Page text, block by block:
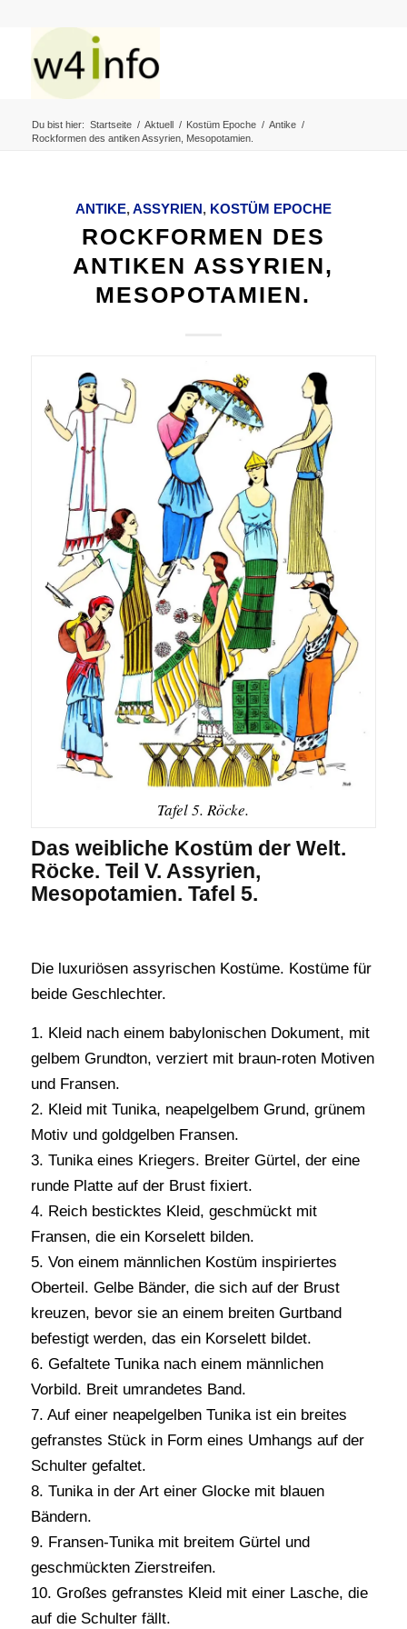
Du bist hier: Startseite / Aktuell / Kostüm Epoche / Antike /
Rockformen des antiken Assyrien, Mesopotamien.
ANTIKE,ASSYRIEN, KOSTÜM EPOCHE
ROCKFORMEN DES
ANTIKEN ASSYRIEN,
MESOPOTAMIEN.
Tafel 5. Röcke.
Das weibliche Kostüm der Welt.
Röcke. Teil V. Assyrien,
Mesopotamien. Tafel 5.
Die luxuriösen assyrischen Kostüme. Kostüme für
beide Geschlechter.
1. Kleid nach einem babylonischen Dokument, mit
gelbem Grundton, verziert mit braun-roten Motiven
und Fransen.
2. Kleid mit Tunika, neapelgelbem Grund, grünem
Motiv und goldgelben Fransen.
3. Tunika eines Kriegers. Breiter Gürtel, der eine
runde Platte auf der Brust fixiert.
4. Reich besticktes Kleid, geschmückt mit
Fransen, die ein Korselett bilden.
5. Von einem männlichen Kostüm inspiriertes
Oberteil. Gelbe Bänder, die sich auf der Brust
kreuzen, bevor sie an einem breiten Gurtband
befestigt werden, das ein Korselett bildet.
6. Gefaltete Tunika nach einem männlichen
Vorbild. Breit umrandetes Band.
7. Auf einer neapelgelben Tunika ist ein breites
gefranstes Stück in Form eines Umhangs auf der
Schulter gefaltet.
8. Tunika in der Art einer Glocke mit blauen
Bändern.
9. Fransen-Tunika mit breitem Gürtel und
geschmückten Zierstreifen.
10. Großes gefranstes Kleid mit einer Lasche, die
auf die Schulter fällt.